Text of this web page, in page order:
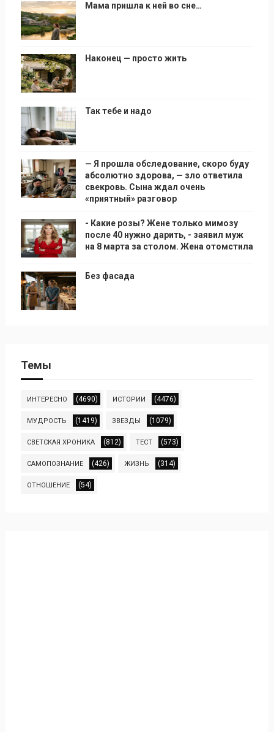
Мама пришла к ней во сне…
Наконец — просто жить
Так тебе и надо
— Я прошла обследование, скоро буду
абсолютно здорова, — зло ответила
свекровь. Сына ждал очень
«приятный» разговор
- Какие розы? Жене только мимозу
после 40 нужно дарить, - заявил муж
на 8 марта за столом. Жена отомстила
Без фасада
Темы
ИНТЕРЕСНО (4690) ИСТОРИИ (4476)
МУДРОСТЬ (1419) ЗВЕЗДЫ (1079)
СВЕТСКАЯ ХРОНИКА (812) ТЕСТ (573)
САМОПОЗНАНИЕ (426) ЖИЗНЬ (314)
ОТНОШЕНИЕ (54)